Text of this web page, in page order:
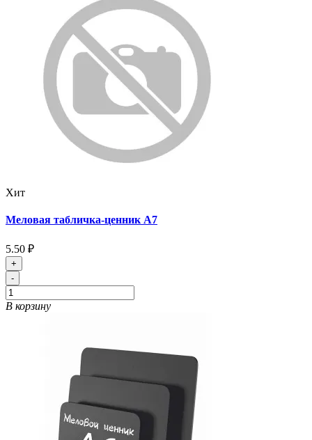
Хит
Меловая табличка-ценник А7
5.50 ₽
+
-
В корзину